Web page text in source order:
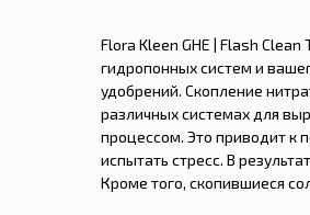
Flora Kleen GHE | Flash Clean
гидропонных систем и
удобрений. Скопление
различных системах для
процессом. Это приводит к
испытать стресс. В
Кроме того, скопившиеся